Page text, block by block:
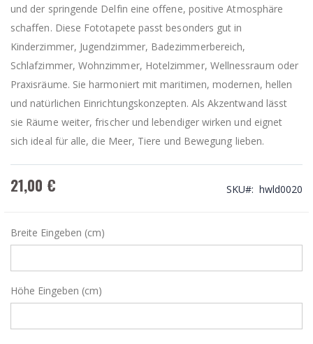
und der springende Delfin eine offene, positive Atmosphäre
schaffen. Diese Fototapete passt besonders gut in
Kinderzimmer, Jugendzimmer, Badezimmerbereich,
Schlafzimmer, Wohnzimmer, Hotelzimmer, Wellnessraum oder
Praxisräume. Sie harmoniert mit maritimen, modernen, hellen
und natürlichen Einrichtungskonzepten. Als Akzentwand lässt
sie Räume weiter, frischer und lebendiger wirken und eignet
sich ideal für alle, die Meer, Tiere und Bewegung lieben.
21,00 € SKU hwld0020
Breite Eingeben (cm)
Höhe Eingeben (cm)